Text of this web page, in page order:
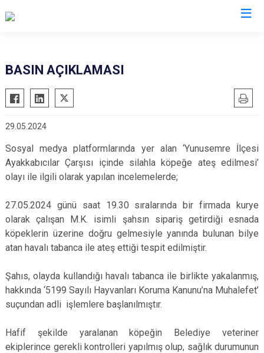
BASIN AÇIKLAMASI
29.05.2024
Sosyal medya platformlarında yer alan ‘Yunusemre İlçesi
Ayakkabıcılar Çarşısı içinde silahla köpeğe ateş edilmesi’
olayı ile ilgili olarak yapılan incelemelerde;
27.05.2024 günü saat 19.30 sıralarında bir firmada kurye
olarak çalışan M.K. isimli şahsın sipariş getirdiği esnada
köpeklerin üzerine doğru gelmesiyle yanında bulunan bilye
atan havalı tabanca ile ateş ettiği tespit edilmiştir.
Şahıs, olayda kullandığı havalı tabanca ile birlikte yakalanmış,
hakkında ‘5199 Sayılı Hayvanları Koruma Kanunu’na Muhalefet’
suçundan adli işlemlere başlanılmıştır.
Hafif şekilde yaralanan köpeğin Belediye veteriner
ekiplerince gerekli kontrolleri yapılmış olup, sağlık durumunun